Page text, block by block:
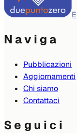
Naviga
Pubblicazioni
Aggiornamenti
Chi siamo
Contattaci
Seguici